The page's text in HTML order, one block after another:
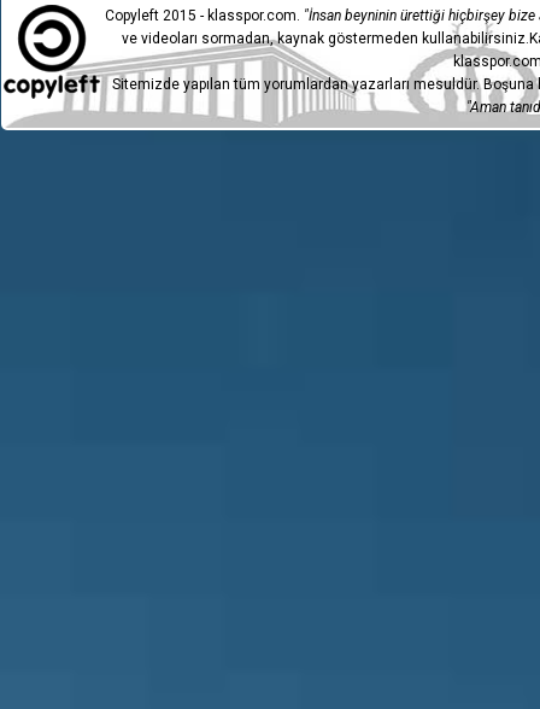
Copyleft 2015 - klasspor.com. "İnsan beyninin ürettiği hiçbirşey bize
ve videoları sormadan, kaynak göstermeden
Sitemizde yapılan tüm yorumlardan yazarları mesuldür.
"Aman